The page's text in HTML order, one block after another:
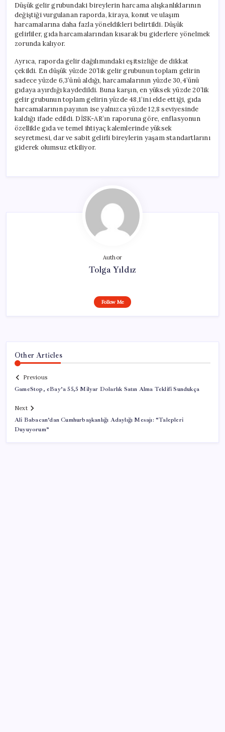
Düşük gelir grubundaki bireylerin harcama alışkanlıklarının
değiştiği vurgulanan raporda, kiraya, konut ve ulaşım
harcamalarına daha fazla yöneldikleri belirtildi. Düşük
gelirliler, gıda harcamalarından kısarak bu giderlere yönelmek
zorunda kalıyor.
Ayrıca, raporda gelir dağılımındaki eşitsizliğe de dikkat
çekildi. En düşük yüzde 20’lik gelir grubunun toplam gelirin
sadece yüzde 6,3’ünü aldığı, harcamalarının yüzde 30,4’ünü
gıdaya ayırdığı kaydedildi. Buna karşın, en yüksek yüzde 20’lik
gelir grubunun toplam gelirin yüzde 48,1’ini elde ettiği, gıda
harcamalarının payının ise yalnızca yüzde 12,8 seviyesinde
kaldığı ifade edildi. DİSK-AR’ın raporuna göre, enflasyonun
özellikle gıda ve temel ihtiyaç kalemlerinde yüksek
seyretmesi, dar ve sabit gelirli bireylerin yaşam standartlarını
giderek olumsuz etkiliyor.
Author
Tolga Yıldız
Follow Me
Other Articles
Previous
GameStop, eBay’a 55,5 Milyar Dolarlık Satın Alma Teklifi Sundukça
Next
Ali Babacan’dan Cumhurbaşkanlığı Adaylığı Mesajı: “Talepleri
Duyuyorum”